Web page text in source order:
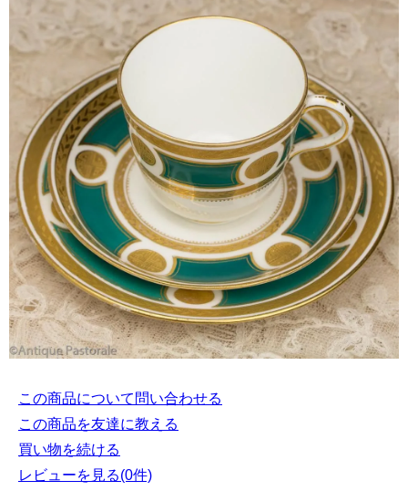
この商品について問い合わせる
この商品を友達に教える
買い物を続ける
レビューを見る(0件)